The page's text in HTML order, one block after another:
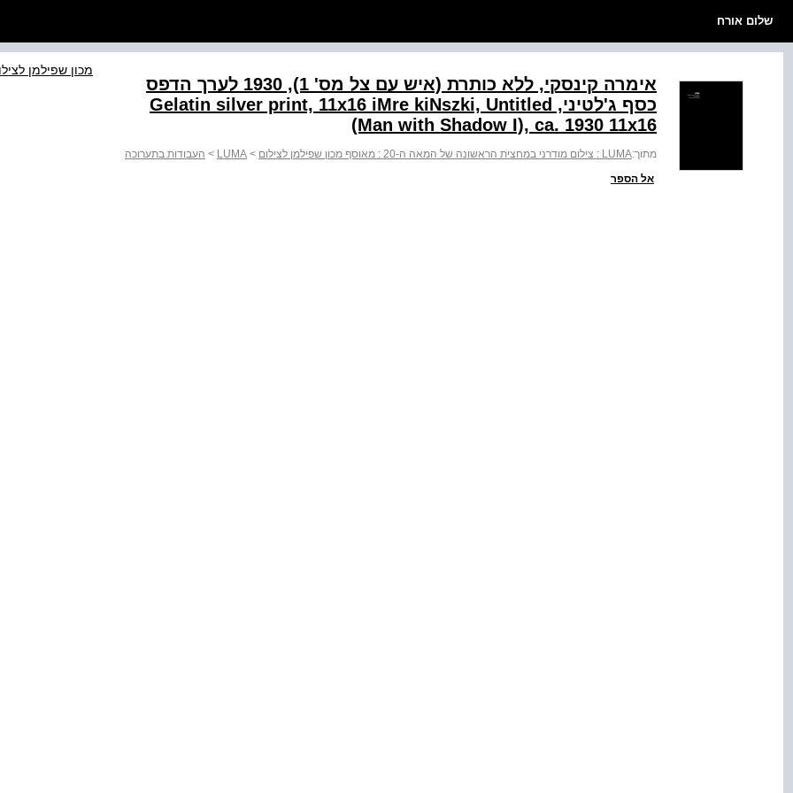
שלום אורח
אימרה קינסקי, ללא כותרת (איש עם צל מס' ‭1930 ,(1‬ לערך הדפס
כסף ג'לטיני, ‭Gelatin silver print, 11x16 iMre kiNszki, Untitled
(Man with Shadow I), ca. 1930 11x16‬
מתוך:LUMA : צילום מודרני במחצית הראשונה של המאה ה-20 : מאוסף מכון שפילמן לצילום >
LUMA
> העבודות בתערוכה
אל הספר
מכון שפילמן